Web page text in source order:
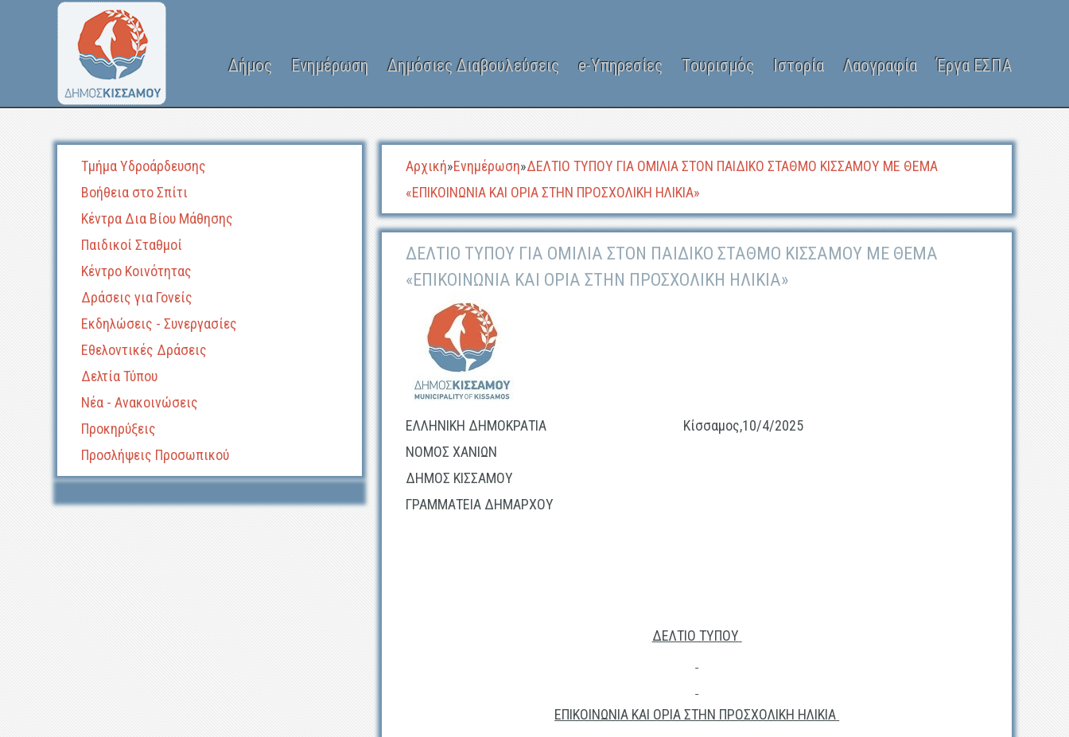
Δήμος Ενημέρωση Δημόσιες Διαβουλεύσεις e-Υπηρεσίες Τουρισμός Ιστορία Λαογραφία Έργα ΕΣΠΑ
Τμήμα Υδροάρδευσης
Βοήθεια στο Σπίτι
Κέντρα Δια Βίου Μάθησης
Παιδικοί Σταθμοί
Κέντρο Κοινότητας
Δράσεις για Γονείς
Εκδηλώσεις - Συνεργασίες
Εθελοντικές Δράσεις
Δελτία Τύπου
Νέα - Ανακοινώσεις
Προκηρύξεις
Προσλήψεις Προσωπικού
Αρχική»Ενημέρωση»ΔΕΛΤΙΟ ΤΥΠΟΥ ΓΙΑ ΟΜΙΛΙΑ ΣΤΟΝ ΠΑΙΔΙΚΟ ΣΤΑΘΜΟ ΚΙΣΣΑΜΟΥ ΜΕ ΘΕΜΑ
«ΕΠΙΚΟΙΝΩΝΙΑ ΚΑΙ ΟΡΙΑ ΣΤΗΝ ΠΡΟΣΧΟΛΙΚΗ ΗΛΙΚΙΑ»
ΔΕΛΤΙΟ ΤΥΠΟΥ ΓΙΑ ΟΜΙΛΙΑ ΣΤΟΝ ΠΑΙΔΙΚΟ ΣΤΑΘΜΟ ΚΙΣΣΑΜΟΥ ΜΕ ΘΕΜΑ
«ΕΠΙΚΟΙΝΩΝΙΑ ΚΑΙ ΟΡΙΑ ΣΤΗΝ ΠΡΟΣΧΟΛΙΚΗ ΗΛΙΚΙΑ»
ΕΛΛΗΝΙΚΗ ΔΗΜΟΚΡΑΤΙΑ Κίσσαμος,10/4/2025
ΝΟΜΟΣ ΧΑΝΙΩΝ
ΔΗΜΟΣ ΚΙΣΣΑΜΟΥ
ΓΡΑΜΜΑΤΕΙΑ ΔΗΜΑΡΧΟΥ
ΔΕΛΤΙΟ ΤΥΠΟΥ
ΕΠΙΚΟΙΝΩΝΙΑ ΚΑΙ ΟΡΙΑ ΣΤΗΝ ΠΡΟΣΧΟΛΙΚΗ ΗΛΙΚΙΑ